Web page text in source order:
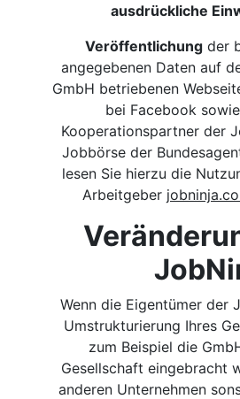
ausdrückliche
Veröffentlichung der
angegebenen Daten auf
GmbH betriebenen
bei Facebook
Kooperationspartner der
Jobbörse der
lesen Sie hierzu die
Arbeitgeber
Wenn die Eigentümer der
Umstrukturierung Ihres
zum Beispiel die
Gesellschaft eingebracht
anderen Unternehmen